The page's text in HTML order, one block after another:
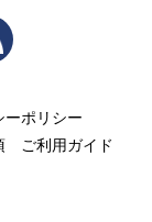
ーポリシー
ご利用ガイド